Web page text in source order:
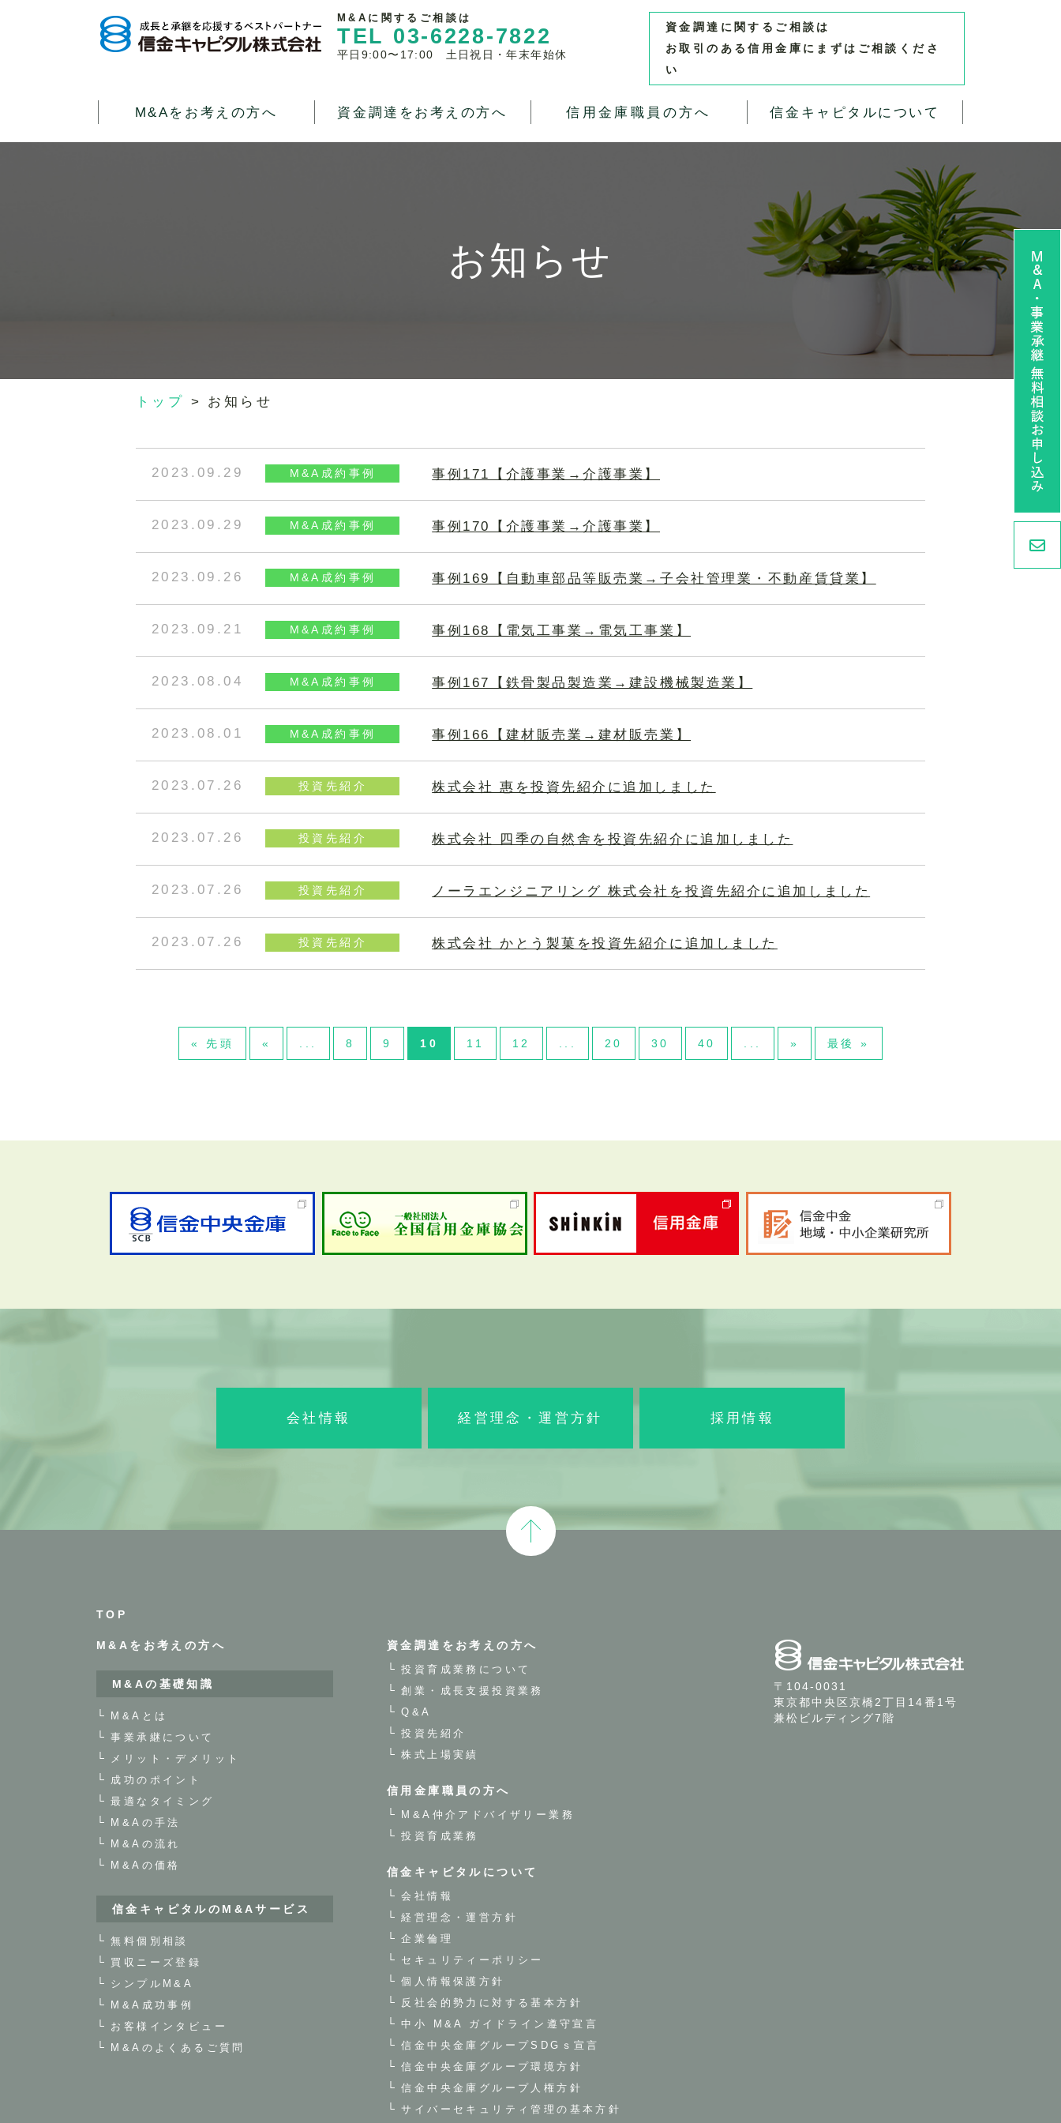
M&Aに関するご相談は
TEL 03-6228-7822
平日9:00〜17:00 土日祝日・年末年始休
資金調達に関するご相談は
お取引のある信用金庫にまずはご相談くださ
い
M&Aをお考えの方へ 資金調達をお考えの方へ 信用金庫職員の方へ 信金キャピタルについて
お知らせ
トップ > お知らせ
2023.09.29 M&A成約事例 事例171【介護事業→介護事業】
2023.09.29 M&A成約事例 事例170【介護事業→介護事業】
2023.09.26 M&A成約事例 事例169【自動車部品等販売業→子会社管理業・不動産賃貸業】
2023.09.21 M&A成約事例 事例168【電気工事業→電気工事業】
2023.08.04 M&A成約事例 事例167【鉄骨製品製造業→建設機械製造業】
2023.08.01 M&A成約事例 事例166【建材販売業→建材販売業】
2023.07.26 投資先紹介 株式会社 惠を投資先紹介に追加しました
2023.07.26 投資先紹介 株式会社 四季の自然舎を投資先紹介に追加しました
2023.07.26 投資先紹介 ノーラエンジニアリング 株式会社を投資先紹介に追加しました
2023.07.26 投資先紹介 株式会社 かとう製菓を投資先紹介に追加しました
« 先頭 « 8 9 10 11 12 20 30 40 » 最後 »
会社情報 経営理念・運営方針 採用情報
TOP
M&Aをお考えの方へ
M&Aの基礎知識
M&Aとは
事業承継について
メリット・デメリット
成功のポイント
最適なタイミング
M&Aの手法
M&Aの流れ
M&Aの価格
信金キャピタルのM&Aサービス
無料個別相談
買収ニーズ登録
シンプルM&A
M&A成功事例
お客様インタビュー
M&Aのよくあるご質問
資金調達をお考えの方へ
投資育成業務について
創業・成長支援投資業務
Q&A
投資先紹介
株式上場実績
信用金庫職員の方へ
M&A仲介アドバイザリー業務
投資育成業務
信金キャピタルについて
会社情報
経営理念・運営方針
企業倫理
セキュリティーポリシー
個人情報保護方針
反社会的勢力に対する基本方針
中小 M&A ガイドライン遵守宣言
信金中央金庫グループSDGｓ宣言
信金中央金庫グループ環境方針
信金中央金庫グループ人権方針
サイバーセキュリティ管理の基本方針
〒104-0031
東京都中央区京橋2丁目14番1号
兼松ビルディング7階